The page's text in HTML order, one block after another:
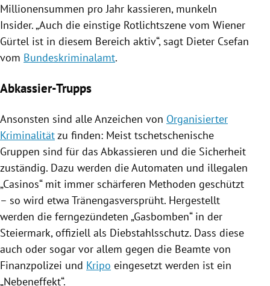
Millionensummen pro Jahr kassieren, munkeln
Insider. „Auch die einstige Rotlichtszene vom Wiener
Gürtel ist in diesem Bereich aktiv“, sagt Dieter Csefan
vom Bundeskriminalamt.
Abkassier-Trupps
Ansonsten sind alle Anzeichen von Organisierter
Kriminalitätzu finden: Meist tschetschenische
Gruppen sind für das Abkassieren und die Sicherheit
zuständig. Dazu werden dieAutomaten und illegalen
„Casinos“ mit immer schärferen Methoden geschützt
– so wird etwa Tränengasversprüht. Hergestellt
werden die ferngezündeten „Gasbomben“ in der
Steiermark, offiziell als Diebstahlsschutz. Dass diese
auch oder sogar vor allem gegen die Beamte von
Finanzpolizei und Kripo eingesetzt werden ist ein
„Nebeneffekt“.